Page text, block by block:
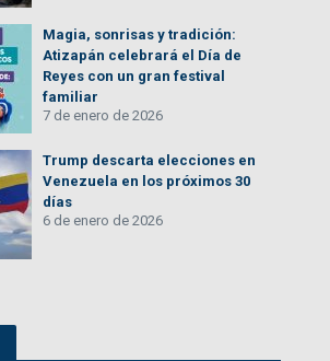
Magia, sonrisas y tradición:
Atizapán celebrará el Día de
Reyes con un gran festival
familiar
7 de enero de 2026
Trump descarta elecciones en
Venezuela en los próximos 30
días
6 de enero de 2026